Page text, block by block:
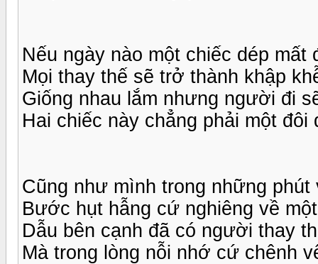
Nếu ngày nào một chiếc dép mất
Mọi thay thế sẽ trở thành khập
Giống nhau lắm nhưng người đi
Hai chiếc này chẳng phải một đôi
Cũng như mình trong những phút
Bước hụt hẫng cứ nghiêng về
Dẫu bên cạnh đã có người thay
Mà trong lòng nỗi nhớ cứ chênh